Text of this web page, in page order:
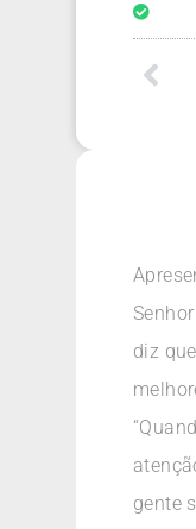
diz
gente